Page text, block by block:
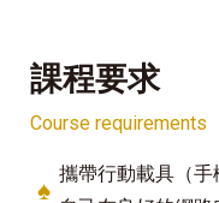
課程要求
Course requirements
♠
攜帶行動載具（